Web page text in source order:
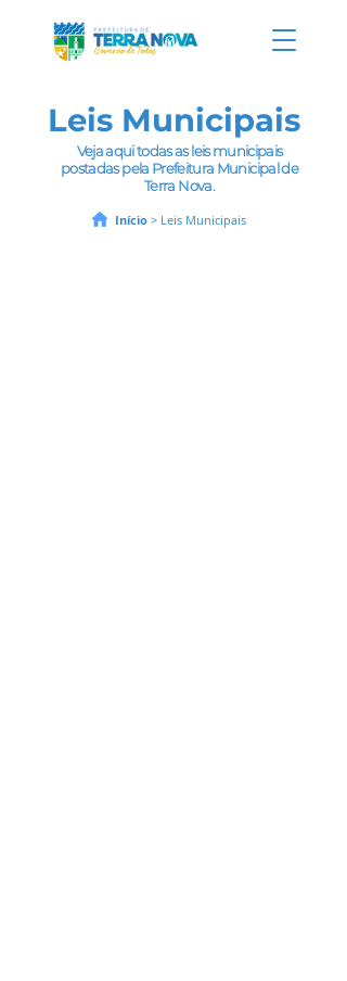
Leis Municipais
Veja aqui todas as leis municipais
postadas pela Prefeitura Municipal de
Terra Nova.
Início > Leis Municipais